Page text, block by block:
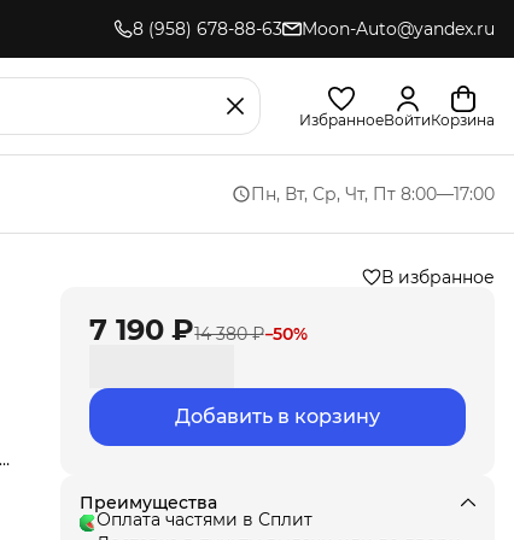
8 (958) 678-88-63 Moon-Auto@yandex.ru
ИзбранноеВойтиКорзина
Пн, Вт, Ср, Чт, Пт 8:00—17:00
В избранное
7 190 ₽14 380 ₽−50%
Добавить в корзину
Преимущества
Оплата частями в Сплит